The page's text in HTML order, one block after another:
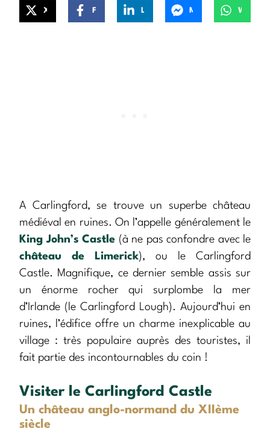
A Carlingford, se trouve un superbe château
médiéval en ruines. On l’appelle généralement le
King John’s Castle (à ne pas confondre avec le
château de Limerick), ou le Carlingford
Castle. Magnifique, ce dernier semble assis sur
un énorme rocher qui surplombe la mer
d’Irlande (le Carlingford Lough). Aujourd’hui en
ruines, l’édifice offre un charme inexplicable au
village : très populaire auprès des touristes, il
fait partie des incontournables du coin !
Visiter le Carlingford Castle
Un château anglo-normand du XIIème
siècle